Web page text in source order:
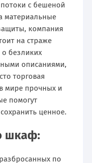
с бешеной
материальные
компания
на страже
о безликих
описаниями,
торговая
мире прочных и
помогут
ценное.
шкаф:
по